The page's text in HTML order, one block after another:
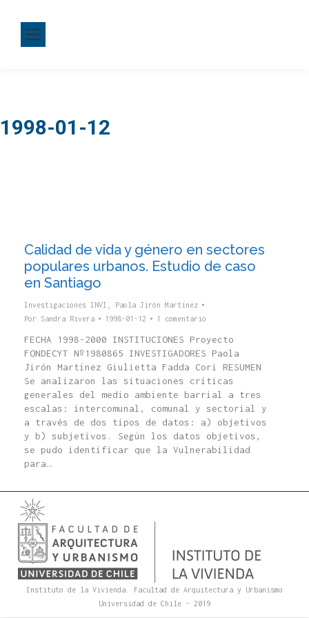
1998-01-12
Calidad de vida y género en sectores
populares urbanos. Estudio de caso
en Santiago
Investigaciones INVI
Paola Jirón Martínez
Por Sandra Rivera 1998-01-12 1 comentario
FECHA 1998-2000 INSTITUCIONES Proyecto
FONDECYT Nº1980865 INVESTIGADORES Paola
Jirón Martínez Giulietta Fadda Cori RESUMEN
Se analizaron las situaciones críticas
generales del medio ambiente barrial a tres
escalas: intercomunal, comunal y sectorial y
a través de dos tipos de datos: a) objetivos
y b) subjetivos. Según los datos objetivos,
se pudo identificar que la Vulnerabilidad
para…
Instituto de la Vivienda. Facultad de Arquitectura y Urbanismo
Universidad de Chile - 2019